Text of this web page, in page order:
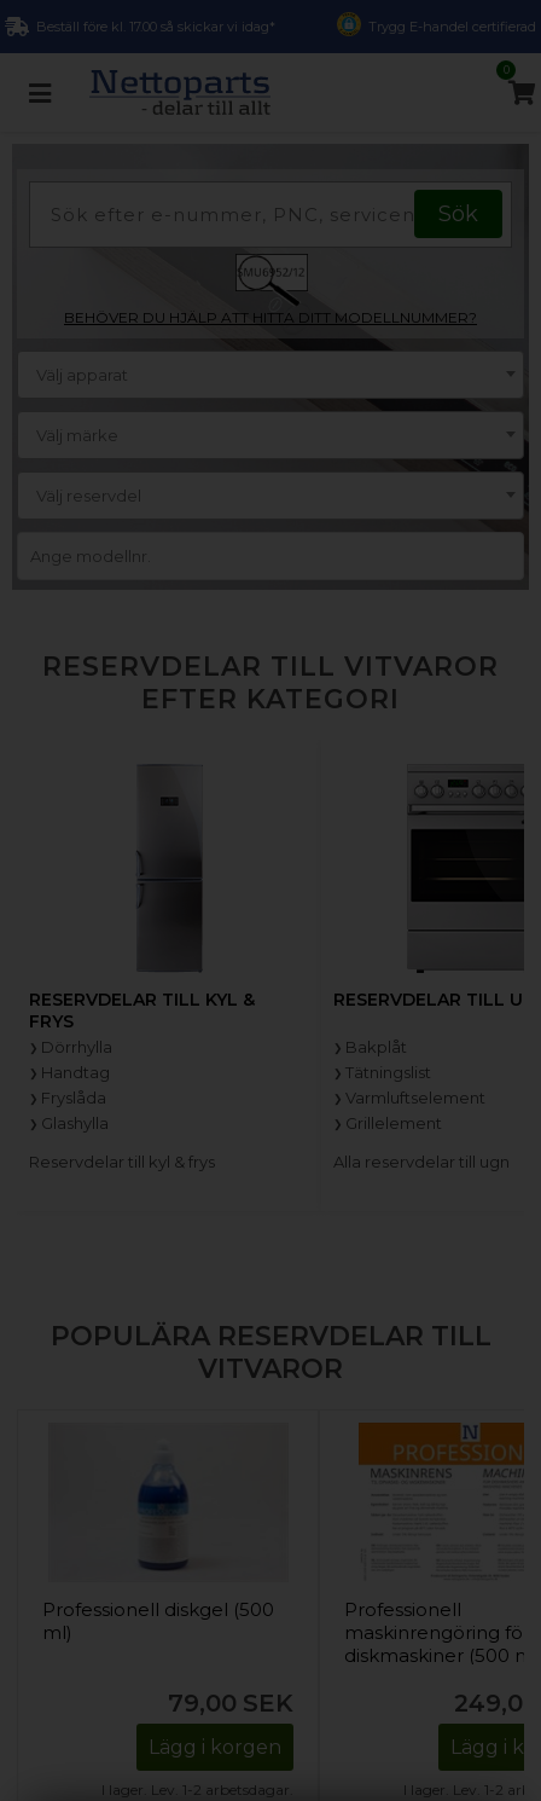
Beställ före kl. 17.00 så skickar vi idag* Trygg E-handel certifierad
0
BEHÖVER DU HJÄLP ATT HITTA DITT MODELLNUMMER?
Välj apparat
Välj märke
Välj reservdel
RESERVDELAR TILL VITVAROR
EFTER KATEGORI
RESERVDELAR TILL KYL &
FRYS
Dörrhylla
Handtag
Fryslåda
Glashylla
Reservdelar till kyl & frys
RESERVDELAR TILL
Bakplåt
Tätningslist
Varmluftselement
Grillelement
Alla reservdelar till ugn
POPULÄRA RESERVDELAR TILL
VITVAROR
Professionell diskgel (500
ml)
79,00 SEK
Lägg i korgen
I lager. Lev. 1-2 arbetsdagar.
Professionell
maskinrengöring för
diskmaskiner (500
249,00
Lägg i
I lager. Lev. 1-2